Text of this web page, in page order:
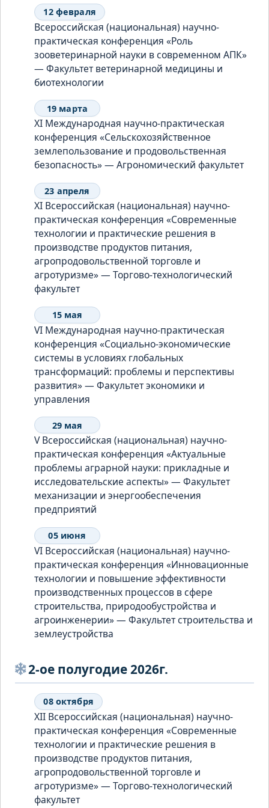
12 февраля
Всероссийская (национальная) научно-
практическая конференция «Роль
зооветеринарной науки в современном АПК»
— Факультет ветеринарной медицины и
биотехнологии
19 марта
XI Международная научно-практическая
конференция «Сельскохозяйственное
землепользование и продовольственная
безопасность» — Агрономический факультет
23 апреля
XI Всероссийская (национальная) научно-
практическая конференция «Современные
технологии и практические решения в
производстве продуктов питания,
агропродовольственной торговле и
агротуризме» — Торгово-технологический
факультет
15 мая
VI Международная научно-практическая
конференция «Социально-экономические
системы в условиях глобальных
трансформаций: проблемы и перспективы
развития» — Факультет экономики и
управления
29 мая
V Всероссийская (национальная) научно-
практическая конференция «Актуальные
проблемы аграрной науки: прикладные и
исследовательские аспекты» — Факультет
механизации и энергообеспечения
предприятий
05 июня
VI Всероссийская (национальная) научно-
практическая конференция «Инновационные
технологии и повышение эффективности
производственных процессов в сфере
строительства, природообустройства и
агроинженерии» — Факультет строительства и
землеустройства
2-ое полугодие 2026г.
08 октября
XII Всероссийская (национальная) научно-
практическая конференция «Современные
технологии и практические решения в
производстве продуктов питания,
агропродовольственной торговле и
агротуризме» — Торгово-технологический
факультет